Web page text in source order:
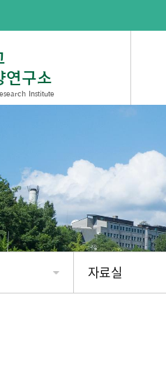
연구소
Institute
자료실